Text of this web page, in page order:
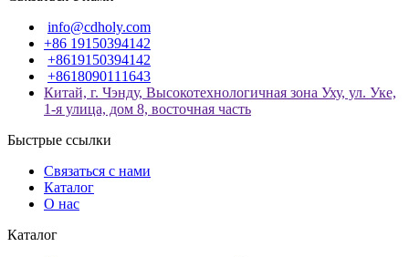
info@cdholy.com
+86 19150394142
+8619150394142
+8618090111643
Китай, г. Чэнду, Высокотехнологичная зона Уху, ул. Уке,
1-я улица, дом 8, восточная часть
Быстрые ссылки
Связаться с нами
Каталог
О нас
Каталог